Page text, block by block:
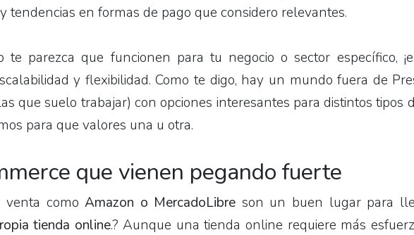
tendencias en formas de pago que considero relevantes.
parezca que funcionen para tu negocio o sector específico,
y flexibilidad. Como te digo, hay un mundo fuera de
que suelo trabajar) con opciones interesantes para distintos tipos
para que valores una u otra.
que vienen pegando fuerte
venta comoAmazon o MercadoLibre son un buen lugar para
tienda online.? Aunque una tienda online requiere más